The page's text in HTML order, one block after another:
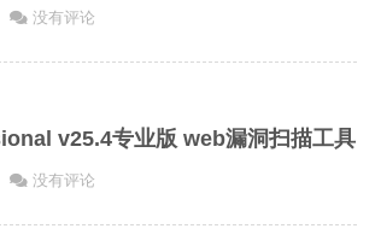
没有评论
v25.4专业版 web漏洞扫描工具
没有评论